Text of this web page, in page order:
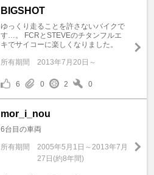
BIGSHOT
ゆっくり走ることを許さないバイクで
す…。 FCRとSTEVEのチタンフルエ
キでサイコーに楽しくなりました。
所有期間 2013年7月20日～
6 0 2 0
mor_i_nou
6台目の車両
所有期間
2005年5月1日～2013年7月
27日(約8年間)